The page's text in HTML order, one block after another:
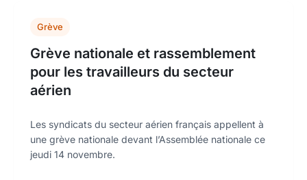
Grève
Grève nationale et rassemblement
pour les travailleurs du secteur
aérien
Les syndicats du secteur aérien français appellent à
une grève nationale devant l’Assemblée nationale ce
jeudi 14 novembre.